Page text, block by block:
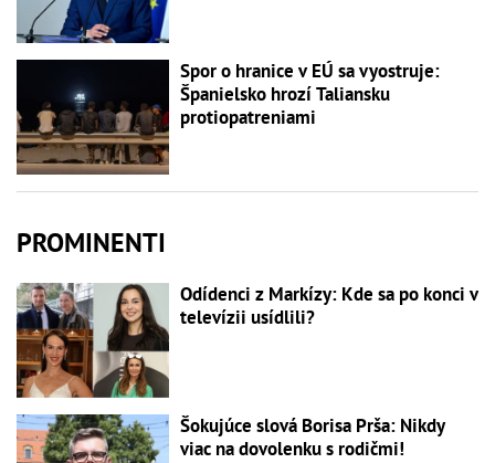
Spor o hranice v EÚ sa vyostruje:
Španielsko hrozí Taliansku
protiopatreniami
PROMINENTI
Odídenci z Markízy: Kde sa po konci v
televízii usídlili?
Šokujúce slová Borisa Prša: Nikdy
viac na dovolenku s rodičmi!